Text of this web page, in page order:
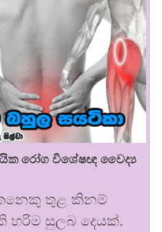
රෝග විශේෂඥ වෛද්‍ය
තුළ කිනම්
සුලබ දෙයක්.